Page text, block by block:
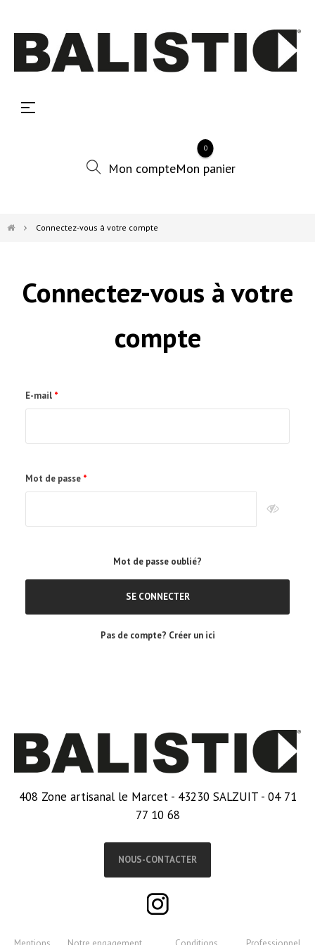
Basculer
☰
0
Connectez-vous à votre compte
Connectez-vous à votre
compte
E-mail
Mot de passe
Mot de passe oublié?
SE CONNECTER
Pas de compte? Créer un ici
408 Zone artisanal le Marcet - 43230 SALZUIT - 04 71
77 10 68
NOUS-CONTACTER